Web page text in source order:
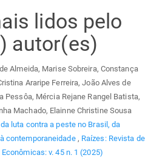
lidos pelo
autor(es)
Almeida, Marise Sobreira, Constança
Araripe Ferreira, João Alves de
Pessôa, Mércia Rejane Rangel Batista,
Machado, Elainne Christine Sousa
luta contra a peste no Brasil, da
contemporaneidade , Raízes: Revista de
v. 45 n. 1 (2025)